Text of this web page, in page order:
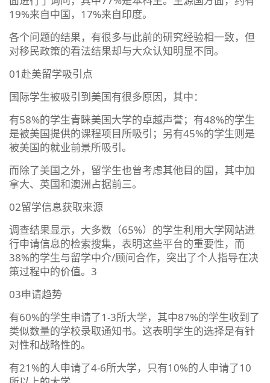
19%来自中国，17%来自印度。
各个问题的结果，有很多与此前的研究经验相一致，但
对移民政策的看法结果却与大众认知明显不同。
01赴美留学吸引点
国际学生被吸引到美国有很多原因，其中：
有58%的学生青睐美国大学的卓越声誉；有48%的学生
是被美国提供的课程项目所吸引；另有45%的学生则是
被美国的就业前景所吸引。
而除了美国之外，留学生也曾考虑其他目的国，其中加
拿大、英国和澳洲占据前三。
02留学信息获取来源
调查结果显示，大多数（65%）的学生利用大学网站进
行申请信息的检索搜集，表明这些平台的重要性，而
38%的学生与留学中介/顾问合作，突出了个人指导在决
策过程中的价值。3
03申请趋势
有60%的学生申请了1-3所大学，其中87%的学生收到了
类似数量的学校录取通知书。这表明学生的选择是有针
对性和战略性的。
有21%的人申请了4-6所大学，只有10%的人申请了10